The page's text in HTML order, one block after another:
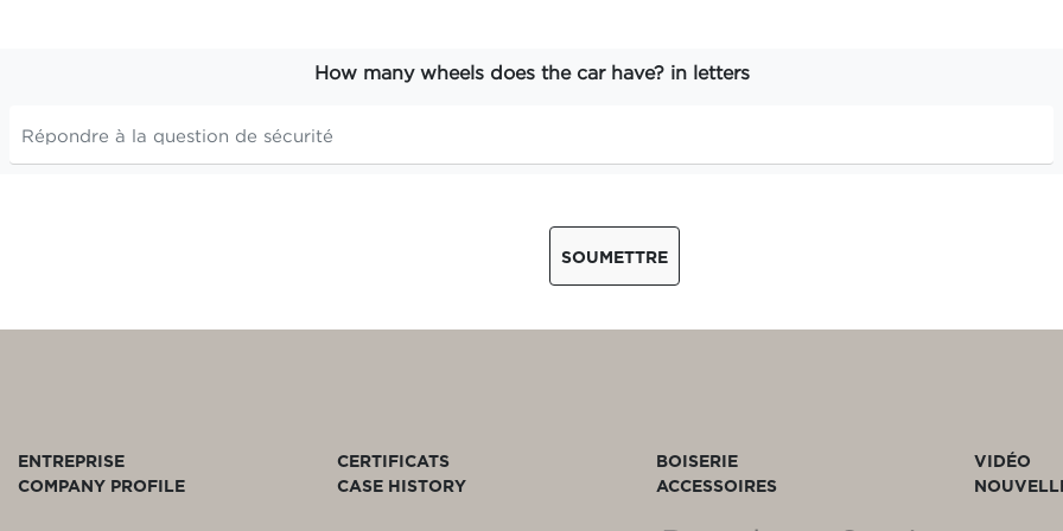
How many wheels does the car have? in letters
SOUMETTRE
ENTREPRISE
COMPANY PROFILE
CERTIFICATS
CASE HISTORY
BOISERIE
ACCESSOIRES
VIDÉO